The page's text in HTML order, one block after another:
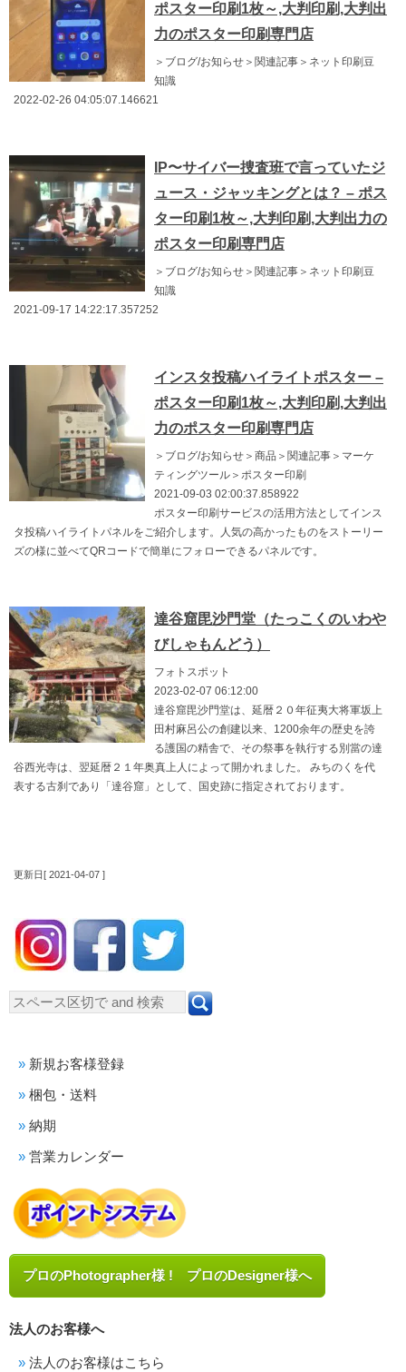
ポスター印刷1枚～,大判印刷,大判出
力のポスター印刷専門店
＞ブログ/お知らせ＞関連記事＞ネット印刷豆
知識
2022-02-26 04:05:07.146621
IP〜サイバー捜査班で言っていたジ
ュース・ジャッキングとは？ – ポス
ター印刷1枚～,大判印刷,大判出力の
ポスター印刷専門店
＞ブログ/お知らせ＞関連記事＞ネット印刷豆
知識
2021-09-17 14:22:17.357252
インスタ投稿ハイライトポスター –
ポスター印刷1枚～,大判印刷,大判出
力のポスター印刷専門店
＞ブログ/お知らせ＞商品＞関連記事＞マーケ
ティングツール＞ポスター印刷
2021-09-03 02:00:37.858922
ポスター印刷サービスの活用方法としてインス
タ投稿ハイライトパネルをご紹介します。人気の高かったものをストーリー
ズの様に並べてQRコードで簡単にフォローできるパネルです。
達谷窟毘沙門堂（たっこくのいわや
びしゃもんどう）
フォトスポット
2023-02-07 06:12:00
達谷窟毘沙門堂は、延暦２０年征夷大将軍坂上
田村麻呂公の創建以来、1200余年の歴史を誇
る護国の精舎で、その祭事を執行する別當の達
谷西光寺は、翌延暦２１年奥真上人によって開かれました。 みちのくを代
表する古刹であり「達谷窟」として、国史跡に指定されております。
更新日[ 2021-04-07 ]
新規お客様登録
梱包・送料
納期
営業カレンダー
プロのPhotographer様 ! プロのDesigner様へ
法人のお客様へ
法人のお客様はこちら